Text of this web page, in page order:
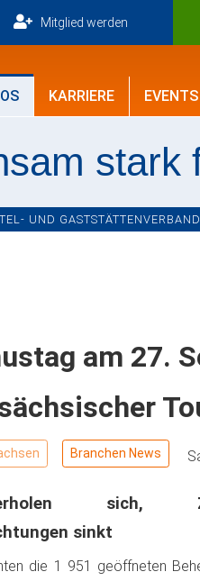
Mitglied werden
KARRIERE EVENTS
stark
UND
am 27.
Branchen News
erholen sich,
sinkt
die 1 951 geöffneten